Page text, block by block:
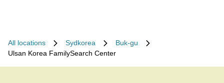
All locations Sydkorea
Buk-gu
Ulsan Korea FamilySearch Center